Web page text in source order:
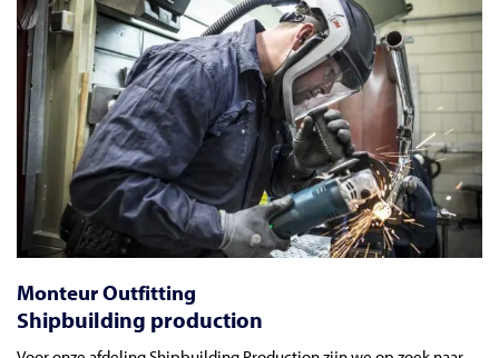
Monteur Outfitting
Shipbuilding production